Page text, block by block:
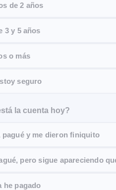
de 2 años
3 y 5 años
o más
seguro
la cuenta hoy?
pagué y me dieron finiquito
pero sigue apareciendo
he pagado